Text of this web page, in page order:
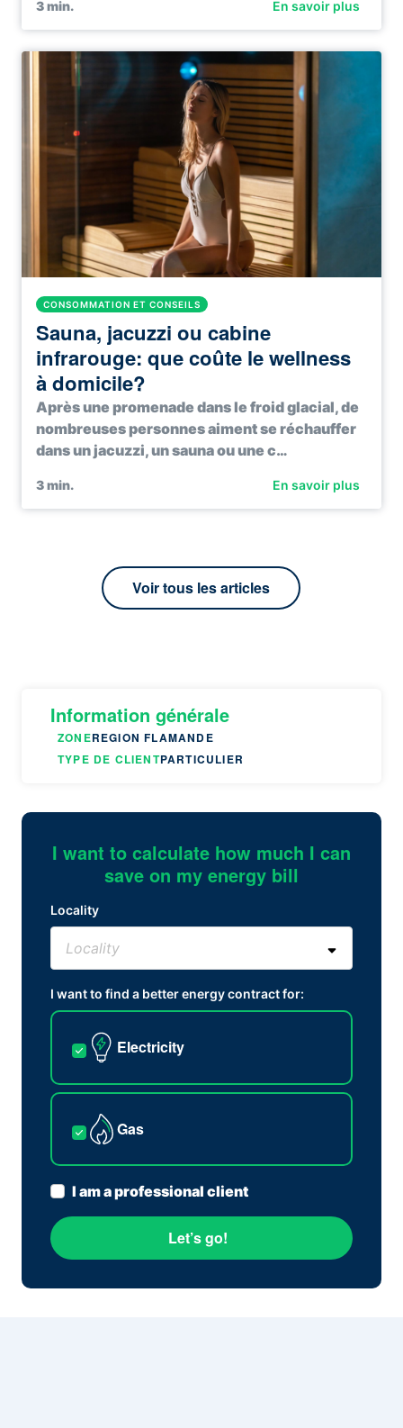
3min. En savoir plus
CONSOMMATION ET CONSEILS
Sauna, jacuzzi ou cabine
infrarouge: que coûte le wellness
à domicile?
Après une promenade dans le froid glacial, de
nombreuses personnes aiment se réchauffer
dans un jacuzzi, un sauna ou une c…
3min. En savoir plus
Voir tous les articles
Information générale
ZONEREGION FLAMANDE
TYPE DE CLIENTPARTICULIER
I want to calculate how much I can
save on my energy bill
Locality
I want to find a better energy contract for:
Electricity
Gas
I am a professional client
Let’s go!